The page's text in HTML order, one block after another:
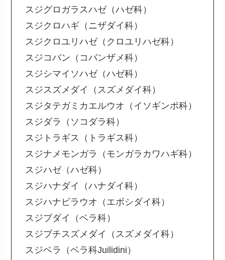
スジグロガラスハゼ（ハゼ科）
スジクロハギ（ニザダイ科）
スジクロユリハゼ（クロユリハゼ科）
スジコバン（コバンザメ科）
スジシマイソハゼ（ハゼ科）
スジスズメダイ（スズメダイ科）
スジタテガミカエルウオ（イソギンポ科）
スジダラ（ソコダラ科）
スジトラギス（トラギス科）
スジナメモンガラ（モンガラカワハギ科）
スジハゼ（ハゼ科）
スジハナダイ（ハナダイ科）
スジハナビラウオ（エボシダイ科）
スジブダイ（ベラ科）
スジブチスズメダイ（スズメダイ科）
スジベラ（ベラ科Juilidini）